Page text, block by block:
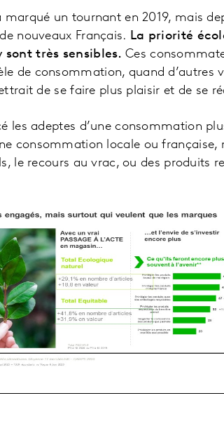
marqué un tournant en 2019, mais
nouveaux Français. La priorité
sont très sensibles. Ces
de consommation, quand d’autres
de se faire plus plaisir et de se
les adeptes d’une consommation
consommation locale ou française,
le recours au vrac, ou des produits